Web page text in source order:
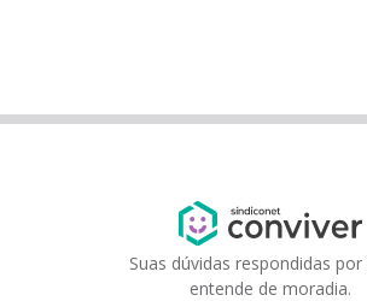
Suas dúvidas respondidas
entende de moradia.